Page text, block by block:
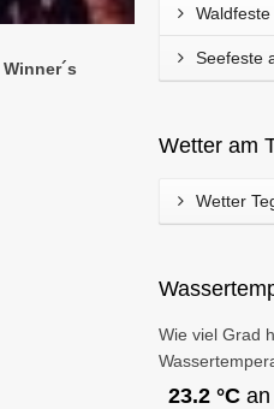
Winner´s
Seefeste
Wetter am
Wetter
Wie viel Grad